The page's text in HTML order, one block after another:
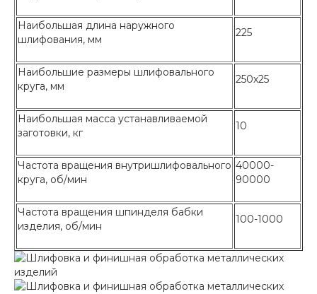
Наибольшая длина наружного
шлифования, мм
225
Наибольшие размеры шлифовального
круга, мм
250х25
Наибольшая масса устанавливаемой
заготовки, кг
10
Частота вращения внутришлифовального
круга, об/мин
40000-
90000
Частота вращения шпинделя бабки
изделия, об/мин
100-1000